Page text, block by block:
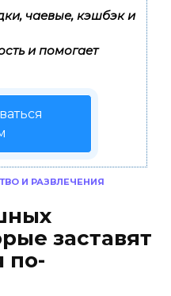
чаевые, кэшбэк и
и помогает
И РАЗВЛЕЧЕНИЯ
заставят
по-